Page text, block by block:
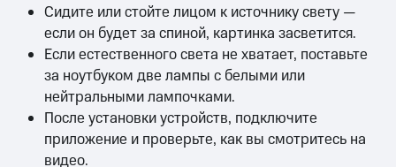
Сидите или стойте лицом к источнику свету —
если он будет за спиной, картинка засветится.
Если естественного света не хватает, поставьте
за ноутбуком две лампы с белыми или
нейтральными лампочками.
После установки устройств, подключите
приложение и проверьте, как вы смотритесь на
видео.